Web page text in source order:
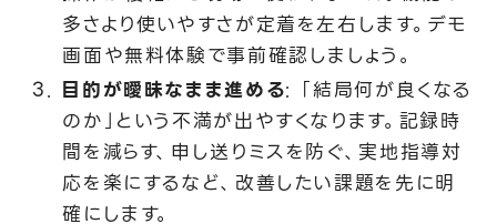
多さより使いやすさが定着を左右します。デモ
画面や無料体験で事前確認しましょう。
目的が曖昧なまま進める: 「結局何が良くなる
のか」という不満が出やすくなります。記録時
間を減らす、申し送りミスを防ぐ、実地指導対
応を楽にするなど、改善したい課題を先に明
確にします。